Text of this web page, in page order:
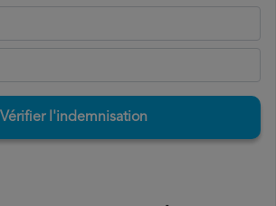
Vérifier l'indemnisation